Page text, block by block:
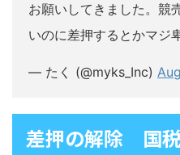
お願いしてきました。競
いのに差押するとかマジ
— たく (@myks_Inc)
差押の解除 国